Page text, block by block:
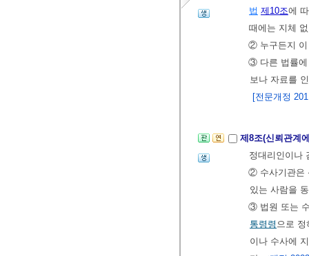
법 제10조에
때에는 지체
② 누구든지 이
③ 다른 법률에
보나 자료를
[전문개정
제8조(신뢰관계
정대리인이나
② 수사기관은
있는 사람을
③ 법원 또는
통령령 으로 정
이나 수사에